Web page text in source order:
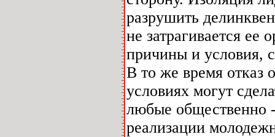
разрушить
не затрагивается ее
причины и условия,
В то же время отказ
условиях могут
любые общественно
реализации